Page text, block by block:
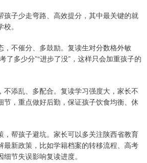
孩子少走弯路、高效提分，其中最关键的就
。
，不催分、多鼓励。复读生对分数格外敏
了多少分”“进步了没”，这样只会加重孩子的
不添乱、多配合。复读学习强度大，家长不
节，重点做好后勤，保证孩子饮食均衡、休
，帮孩子避坑。家长可以多关注陕西省教育
最新政策，比如学籍档案的转移流程、高考
节失误影响复读进度。